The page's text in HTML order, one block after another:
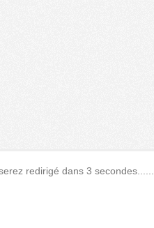
redirigé dans 3 secondes......